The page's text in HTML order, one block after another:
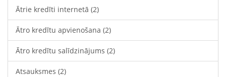
Ātrie kredīti internetā (2)
Ātro kredītu apvienošana (2)
Ātro kredītu salīdzinājums (2)
Atsauksmes (2)